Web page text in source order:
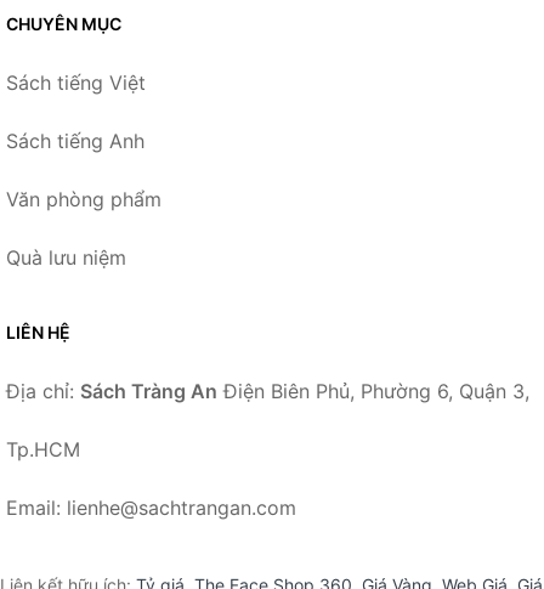
CHUYÊN MỤC
Sách tiếng Việt
Sách tiếng Anh
Văn phòng phẩm
Quà lưu niệm
LIÊN HỆ
Địa chỉ: Sách Tràng An Điện Biên Phủ, Phường 6, Quận 3,
Tp.HCM
Email: lienhe@sachtrangan.com
Liên kết hữu ích: Tỷ giá The Face Shop 360 Giá Vàng Web Giá Giá